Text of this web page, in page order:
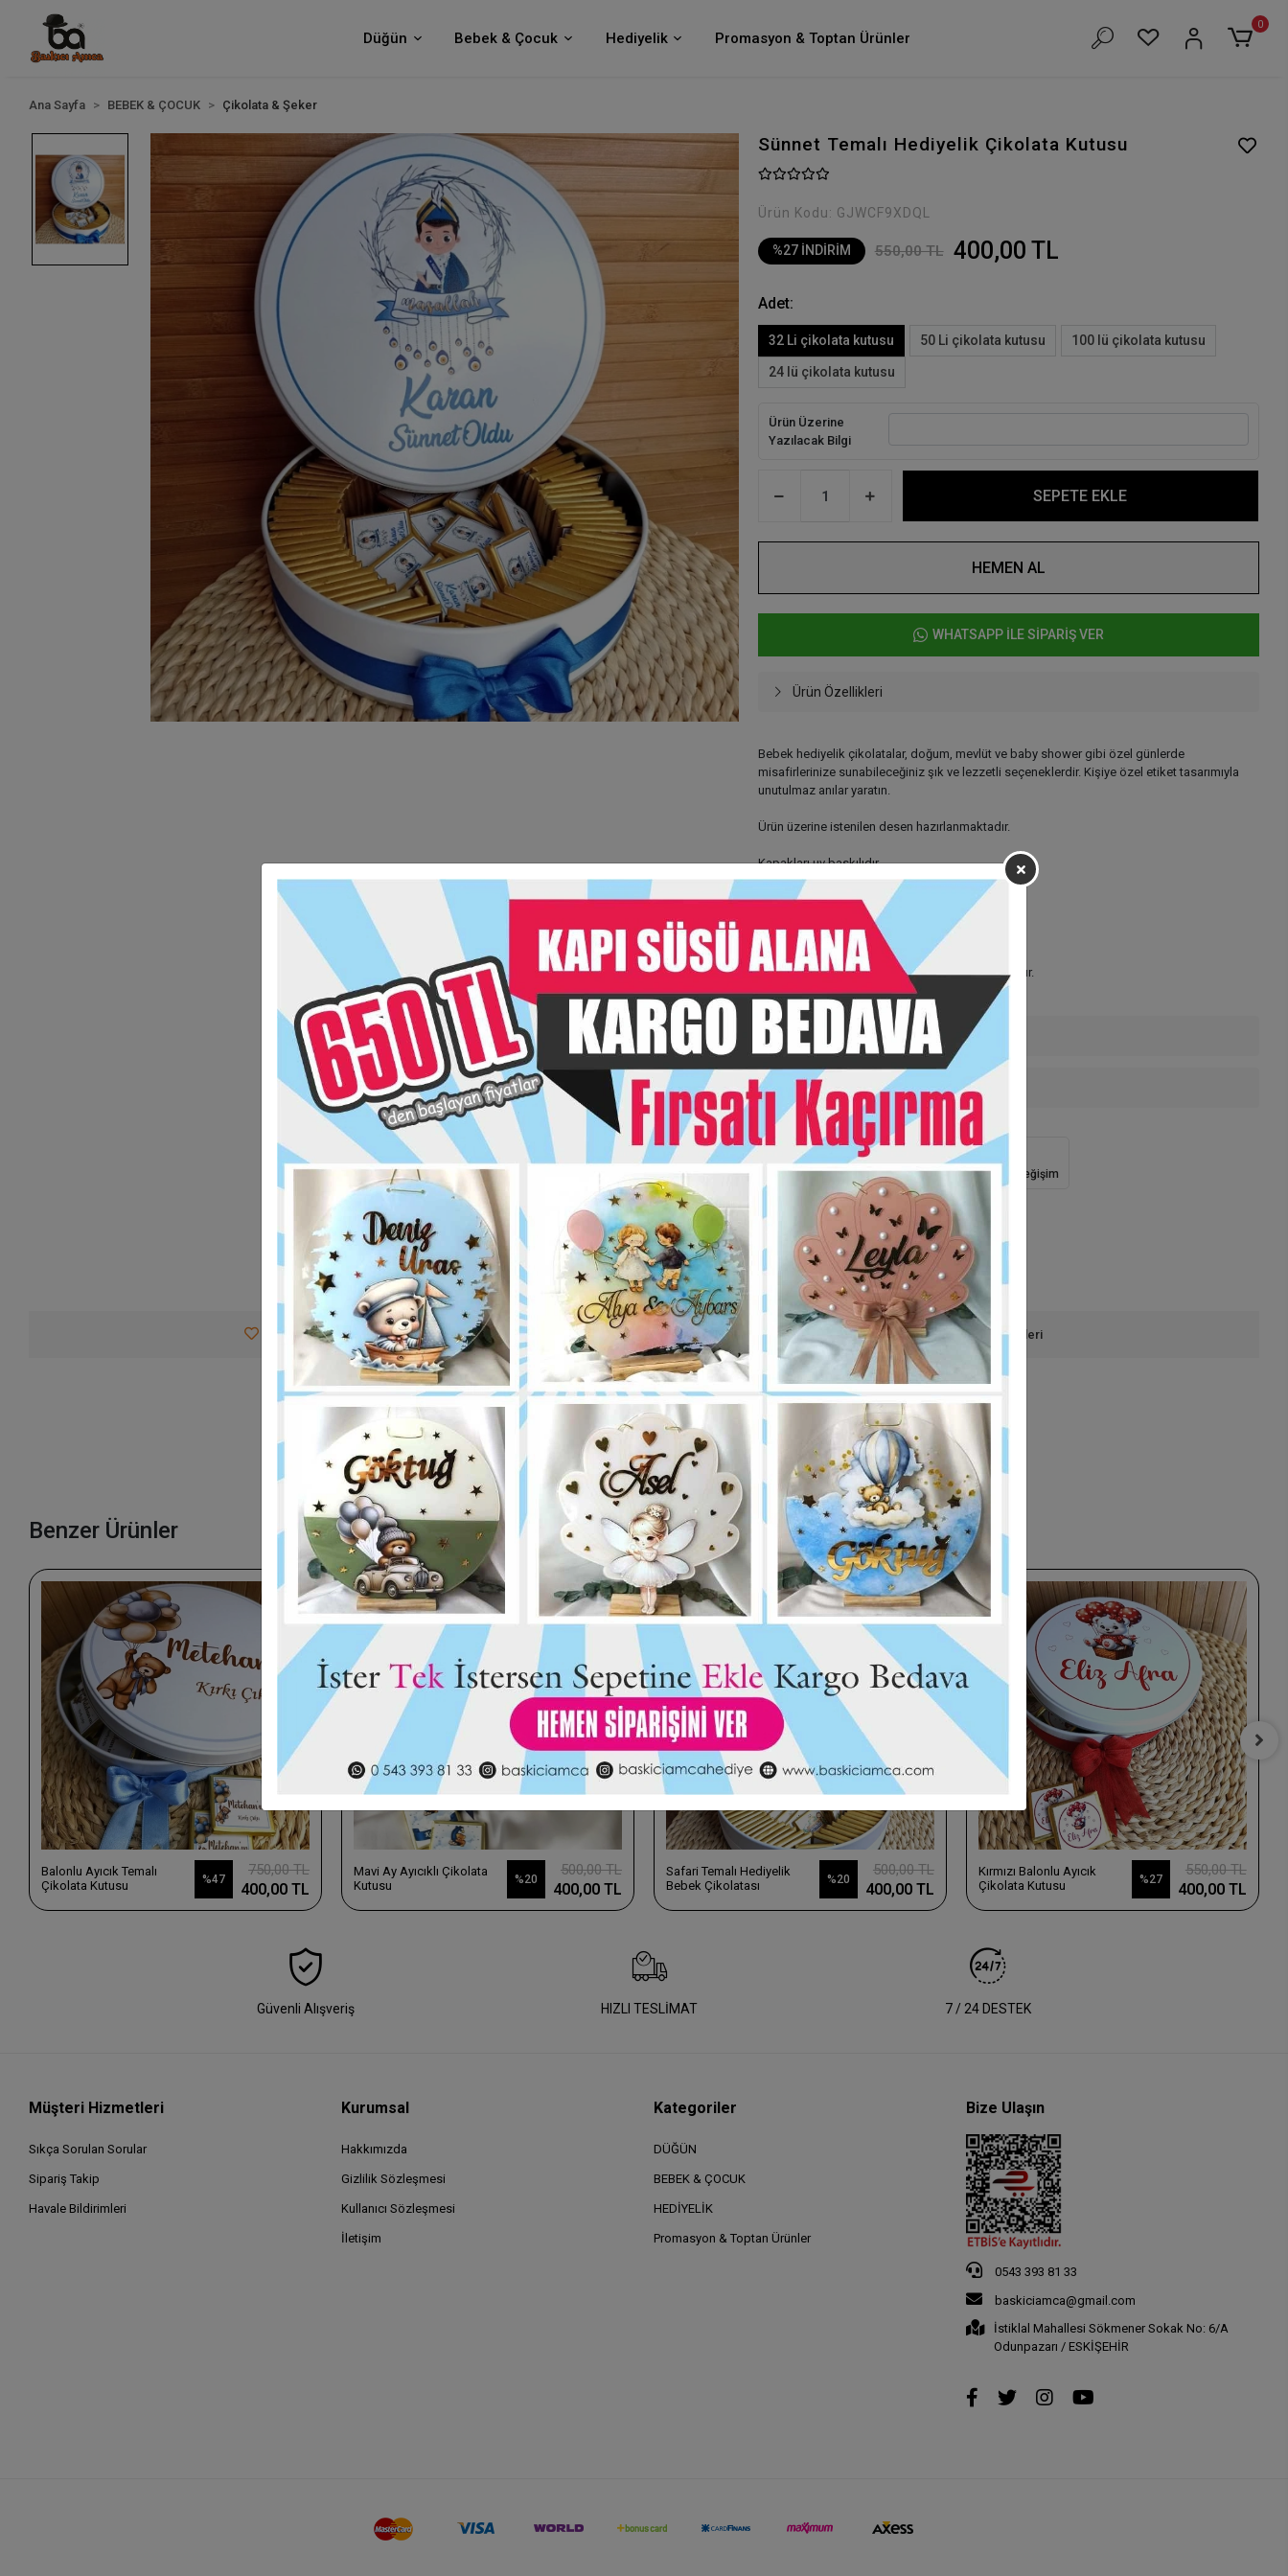
Düğün Bebek & Çocuk Hediyelik Promasyon & Toptan Ürünler
0
Ana Sayfa BEBEK & ÇOCUK Çikolata & Şeker
Sünnet Temalı Hediyelik Çikolata Kutusu
Ürün Kodu: GJWCF9XDQL
%27 İNDİRİM 550,00 TL 400,00 TL
Adet:
32 Li çikolata kutusu 50 Li çikolata kutusu 100 lü çikolata kutusu
24 lü çikolata kutusu
Ürün Üzerine
Yazılacak Bilgi
SEPETE EKLE
HEMEN AL
WHATSAPP İLE SİPARİŞ VER
Ürün Özellikleri
Bebek hediyelik çikolatalar, doğum, mevlüt ve baby shower gibi özel günlerde
misafirlerinize sunabileceğiniz şık ve lezzetli seçeneklerdir. Kişiye özel etiket tasarımıyla
unutulmaz anılar yaratın.
Ürün üzerine istenilen desen hazırlanmaktadır.
Kapakları uv baskılıdır.
Kişiye özel hazırlanmaktadır.
Adetlerine göre fiyatları belirlenmiştir.
32 ve 50 li çikolata kutularımız 17 cm çapındadır.
100 lü çikolata kutularımız 21 cm çapındadır.
Taksit Seçenekleri
Garanti Ve Teslimat
Hızlı Gönderi Güvenli Alışveriş İade ve Değişim
Favorilerime Ekle Tavsiye Et Yorum Yaz Karşılaştır Fiyat Alarmı Telefonla Sipariş Ürün Önerileri
Bu ürün için henüz yorum yapılmadı.
Yorum Yap
Benzer Ürünler
Balonlu Ayıcık Temalı
Çikolata Kutusu
%47
750,00 TL
400,00 TL
Mavi Ay Ayıcıklı Çikolata
Kutusu
%20
500,00 TL
400,00 TL
Safari Temalı Hediyelik
Bebek Çikolatası
%20
500,00 TL
400,00 TL
Kırmızı Balonlu Ayıcık
Çikolata Kutusu
%27
550,00 TL
400,00 TL
Güvenli Alışveriş HIZLI TESLİMAT 7 / 24 DESTEK
Müşteri Hizmetleri
Sıkça Sorulan Sorular
Sipariş Takip
Havale Bildirimleri
Kurumsal
Hakkımızda
Gizlilik Sözleşmesi
Kullanıcı Sözleşmesi
İletişim
Kategoriler
DÜĞÜN
BEBEK & ÇOCUK
HEDİYELİK
Promasyon & Toptan Ürünler
Bize Ulaşın
0543 393 81 33
baskiciamca@gmail.com
İstiklal Mahallesi Sökmener Sokak No: 6/A
Odunpazarı / ESKİŞEHİR